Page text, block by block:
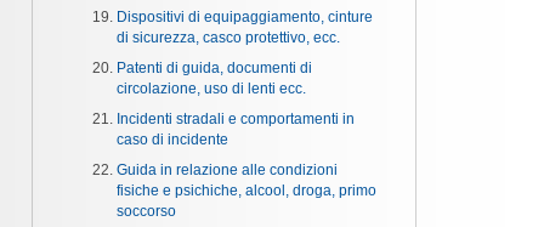
Dispositivi di equipaggiamento, cinture
di sicurezza, casco protettivo, ecc.
Patenti di guida, documenti di
circolazione, uso di lenti ecc.
Incidenti stradali e comportamenti in
caso di incidente
Guida in relazione alle condizioni
fisiche e psichiche, alcool, droga, primo
soccorso